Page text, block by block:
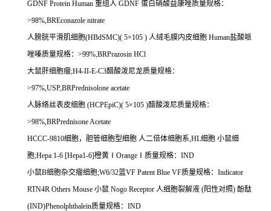
GDNF Protein Human 重组人 GDNF 蛋白硝酸益康唑质量规格：
>98%,BREconazole nitrate
人膀胱平滑肌细胞(HBdSMC)( 5×105 ) 人绒毛膜内皮细胞 Human盐酸哌
唑嗪质量规格： >99%,BRPrazosin HCl
大鼠肝细胞瘤;H4-II-E-C3醋酸泼尼龙质量规格：
>97%,USP,BRPrednisolone acetate
人脉络丝表皮细胞 (HCPEpiC)( 5×105 )醋酸泼尼质量规格：
>98%,BRPrednisone Acetate
HCCC-9810细胞，胆管细胞型细胞 人二倍体细胞系,HL细胞 小鼠细
胞;Hepa 1-6 [Hepa1-6]橙黄Ⅰ Orange Ⅰ质量规格： IND
小鼠B细胞杂交瘤细胞;W6/32蓝VF Patent Blue VF质量规格： Indicator
RTN4R Others Mouse 小鼠 Nogo Receptor 人细胞裂解液 (阳性对照) 酚酞
(IND)Phenolphthalein质量规格： IND